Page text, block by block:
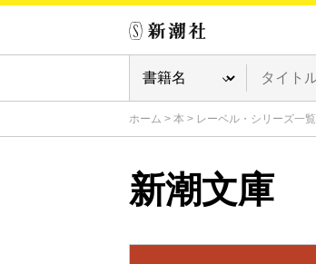
ホーム > 本 > レーベル・シリーズ一覧
新潮文庫